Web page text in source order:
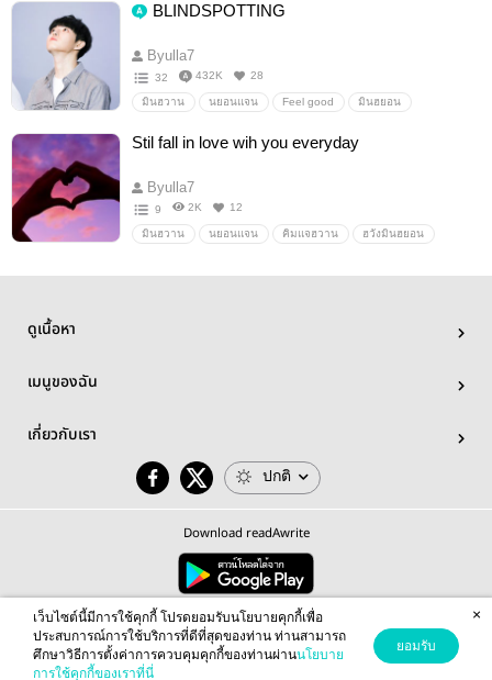
BLINDSPOTTING
Byulla7
32 432K 28
มินฮวาน นยอนแจน Feel good มินฮยอน
Stil fall in love wih you everyday
Byulla7
9 2K 12
มินฮวาน นยอนแจน คิมแจฮวาน ฮวังมินฮยอน
ดูเนื้อหา
เมนูของฉัน
เกี่ยวกับเรา
ปกติ
Download readAwrite
© 2026 readAwrite.com by MEB Corporation Public Company Limited
This site is protected by reCAPTCHA and the Google Privacy Policy Terms of Serviceapply.
เว็บไซต์นี้มีการใช้คุกกี้ โปรดยอมรับนโยบายคุกกี้เพื่อ
ประสบการณ์การใช้บริการที่ดีที่สุดของท่าน ท่านสามารถ
ศึกษาวิธีการตั้งค่าการควบคุมคุกกี้ของท่านผ่านนโยบาย
การใช้คุกกี้ของเราที่นี่
ยอมรับ
×